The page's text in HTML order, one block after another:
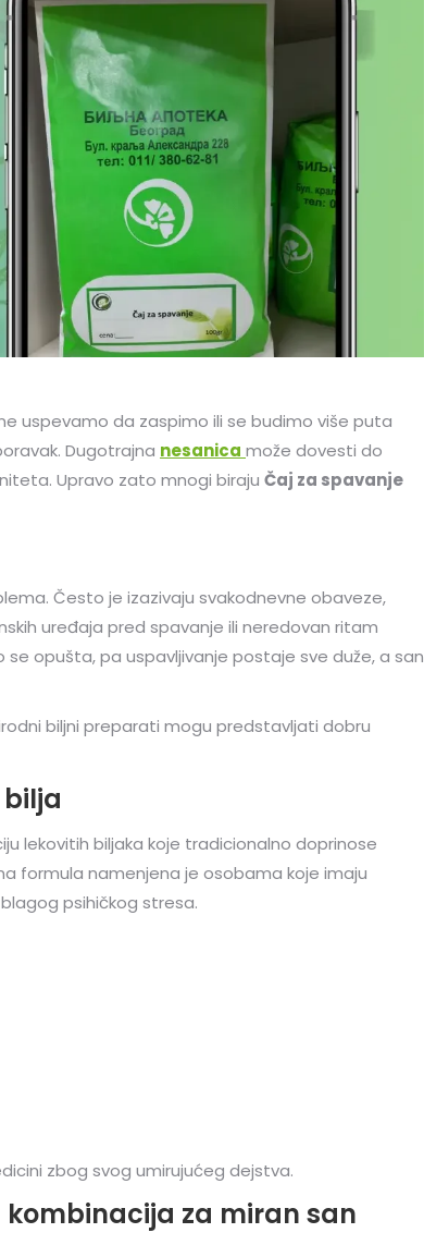
uspevamo da zaspimo ili se budimo više puta
Dugotrajna nesanica može dovesti do
Upravo zato mnogi biraju Čaj za spavanje
Često je izazivaju svakodnevne obaveze,
uređaja pred spavanje ili neredovan ritam
opušta, pa uspavljivanje postaje sve duže, a san
biljni preparati mogu predstavljati dobru
lekovitih biljaka koje tradicionalno doprinose
formula namenjena je osobama koje imaju
psihičkog stresa.
zbog svog umirujućeg dejstva.
za miran san